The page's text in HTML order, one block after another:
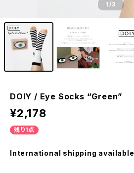
1/3
DOIY / Eye Socks “Green”
¥2,178
残り1点
International shipping available